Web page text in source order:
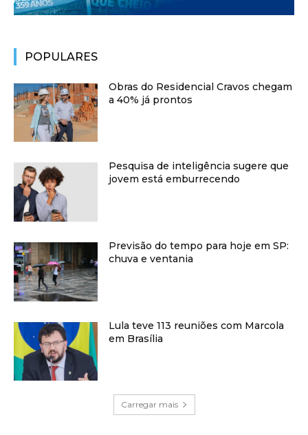
POPULARES
Obras do Residencial Cravos chegam
a 40% já prontos
Pesquisa de inteligência sugere que
jovem está emburrecendo
Previsão do tempo para hoje em SP:
chuva e ventania
Lula teve 113 reuniões com Marcola
em Brasília
Carregar mais